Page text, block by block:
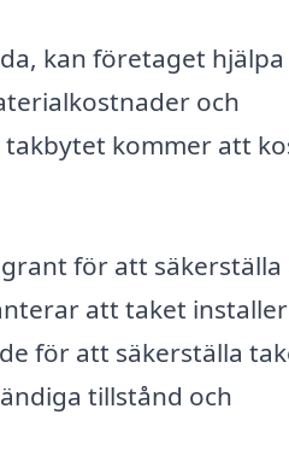
kan företaget hjälpa
och
kommer att
för att säkerställa
att taket
för att säkerställa
tillstånd och